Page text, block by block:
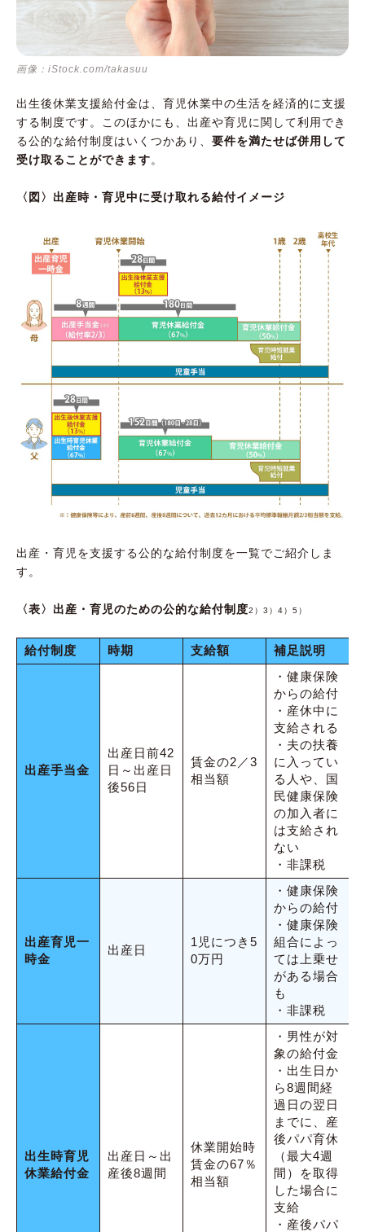
画像：iStock.com/takasuu
出生後休業支援給付金は、育児休業中の生活を経済的に支援
する制度です。このほかにも、出産や育児に関して利用でき
る公的な給付制度はいくつかあり、 要件を満たせば併用して
受け取ることができます。
〈図〉出産時・育児中に受け取れる給付イメージ
出産・育児を支援する公的な給付制度を一覧でご紹介しま
す。
〈表〉出産・育児のための公的な給付制度2）3）4）5）
給付制度 時期 支給額 補足説明
出産手当金
出産日前42
日～出産日
後56日
賃金の2／3
相当額
・健康保険
からの給付
・産休中に
支給される
・夫の扶養
に入ってい
る人や、国
民健康保険
の加入者に
は支給され
ない
・非課税
出産育児一
時金
出産日
1児につき5
0万円
・健康保険
からの給付
・健康保険
組合によっ
ては上乗せ
がある場合
も
・非課税
出生時育児
休業給付金
出産日～出
産後8週間
休業開始時
賃金の67％
相当額
・男性が対
象の給付金
・出生日か
ら8週間経
過日の翌日
までに、産
後パパ育休
（最大4週
間）を取得
した場合に
支給
・産後パパ